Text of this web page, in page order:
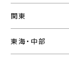
関東
東海・中部